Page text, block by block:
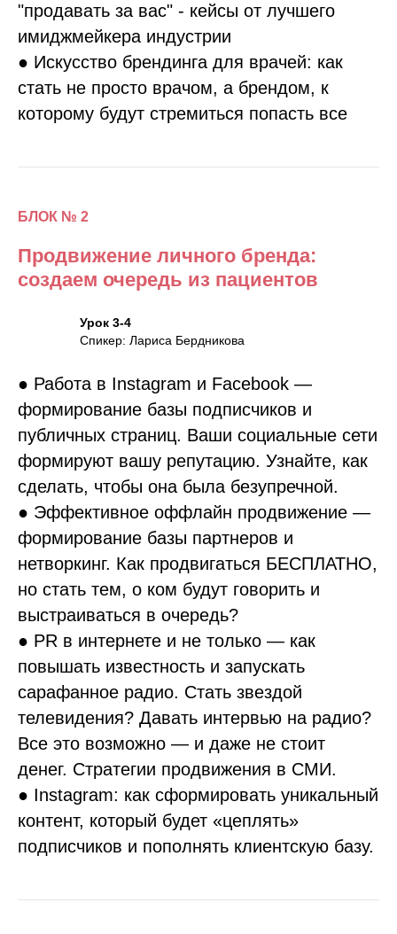
"продавать за вас" - кейсы от лучшего
имиджмейкера индустрии
● Искусство брендинга для врачей: как
стать не просто врачом, а брендом, к
которому будут стремиться попасть все
БЛОК № 2
Продвижение личного бренда:
создаем очередь из пациентов
Урок 3-4
Спикер: Лариса Бердникова
● Работа в Instagram и Facebook —
формирование базы подписчиков и
публичных страниц. Ваши социальные сети
формируют вашу репутацию. Узнайте, как
сделать, чтобы она была безупречной.
● Эффективное оффлайн продвижение —
формирование базы партнеров и
нетворкинг. Как продвигаться БЕСПЛАТНО,
но стать тем, о ком будут говорить и
выстраиваться в очередь?
● PR в интернете и не только — как
повышать известность и запускать
сарафанное радио. Стать звездой
телевидения? Давать интервью на радио?
Все это возможно — и даже не стоит
денег. Стратегии продвижения в СМИ.
● Instagram: как сформировать уникальный
контент, который будет «цеплять»
подписчиков и пополнять клиентскую базу.